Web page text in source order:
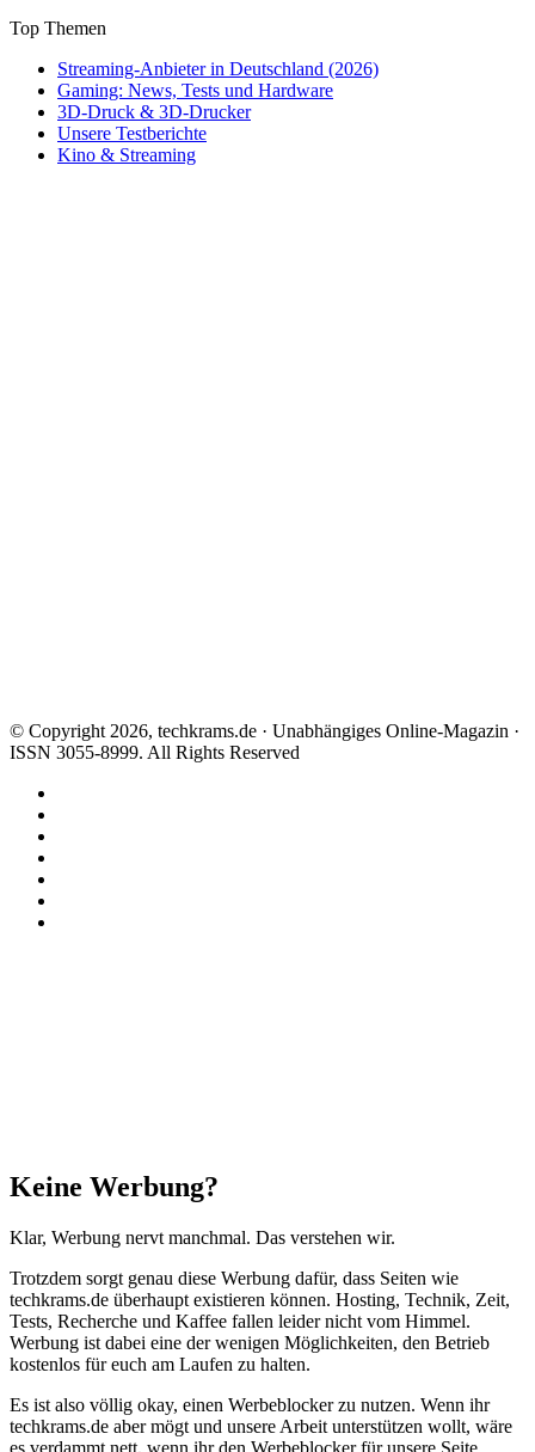
Top Themen
Streaming-Anbieter in Deutschland (2026)
Gaming: News, Tests und Hardware
3D-Druck & 3D-Drucker
Unsere Testberichte
Kino & Streaming
© Copyright 2026, techkrams.de · Unabhängiges Online-Magazin ·
ISSN 3055-8999. All Rights Reserved
Schließen
Keine Werbung?
Klar, Werbung nervt manchmal. Das verstehen wir.
Trotzdem sorgt genau diese Werbung dafür, dass Seiten wie
techkrams.de überhaupt existieren können. Hosting, Technik, Zeit,
Tests, Recherche und Kaffee fallen leider nicht vom Himmel.
Werbung ist dabei eine der wenigen Möglichkeiten, den Betrieb
kostenlos für euch am Laufen zu halten.
Es ist also völlig okay, einen Werbeblocker zu nutzen. Wenn ihr
techkrams.de aber mögt und unsere Arbeit unterstützen wollt, wäre